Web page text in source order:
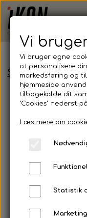
Studietøj T-Shirt
T-SHIRT
Vi
Vi bruger egne
at personalisere
markedsføring og
hjemmeside
tilbagekalde dit
'Cookies' nederst
Læs mere om
Statistik